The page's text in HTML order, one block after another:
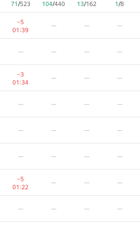
71/523 104/440 13/162 1/8
−5
01:39
— — —
— — — —
−3
01:34
— — —
— — — —
— — — —
— — — —
−5
01:22
— — —
— — — —